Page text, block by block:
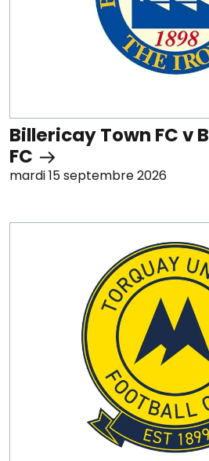
Billericay Town FC v
FC
mardi 15 septembre 2026